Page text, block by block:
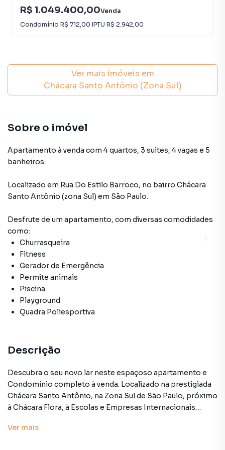
R$ 1.049.400,00Venda
Condomínio R$ 712,00·IPTU R$ 2.942,00
Ver mais imóveis em
Chácara Santo Antônio (Zona Sul)
Sobre o imóvel
Apartamento à venda com 4 quartos, 3 suites, 4 vagas e 5
banheiros.
Localizado em Rua Do Estilo Barroco, no bairro Chácara
Santo Antônio (zona Sul) em São Paulo.
Desfrute de um apartamento, com diversas comodidades
como:
Churrasqueira
Fitness
Gerador de Emergência
Permite animais
Piscina
Playground
Quadra Poliesportiva
Descrição
Descubra o seu novo lar neste espaçoso apartamento e
Condomínio completo à venda. Localizado na prestigiada
Chácara Santo Antônio, na Zona Sul de São Paulo, próximo
à Chácara Flora, à Escolas e Empresas Internacionais
Pueri Domus, AMCHAM, Consulado Americano,
Ver mais